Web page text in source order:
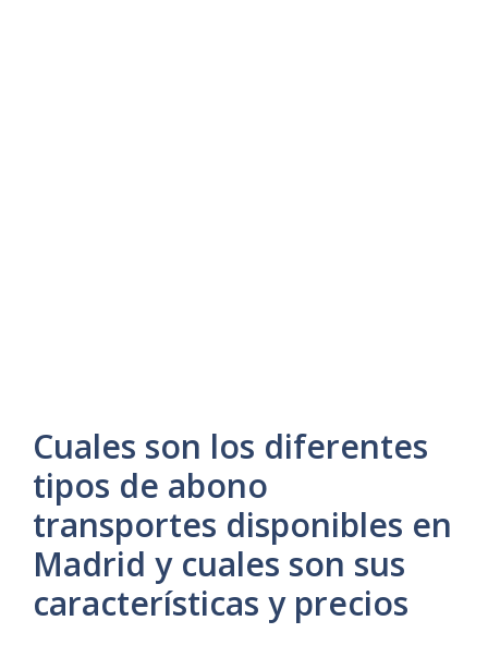
Cuales son los diferentes
tipos de abono
transportes disponibles en
Madrid y cuales son sus
características y precios